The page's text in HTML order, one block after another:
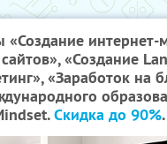
интернет-
«Создание
«Заработок на
Скидка до 90%